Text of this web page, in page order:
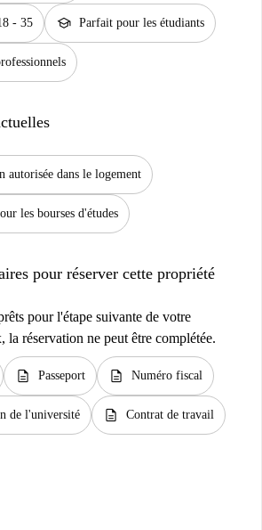
- 35 school Parfait pour les étudiants
dans le logement
les bourses d'études
pour réserver cette propriété
pour l'étape suivante de votre
la réservation ne peut être complétée.
description Passeport description Numéro fiscal
de l'université description Contrat de travail